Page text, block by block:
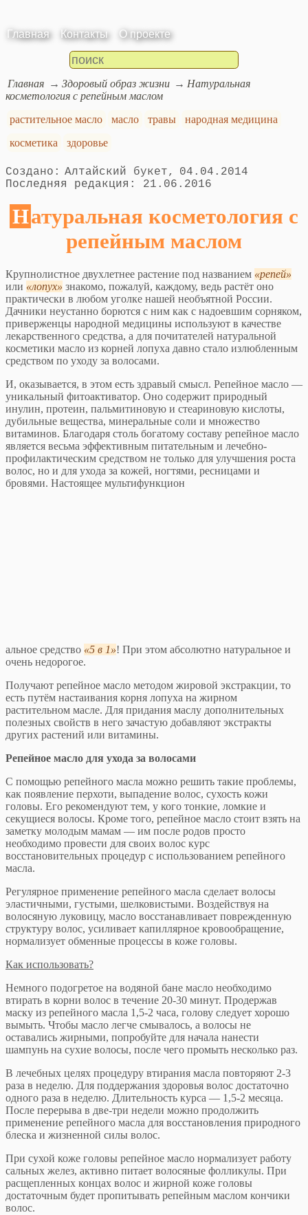
Главная Контакты О проекте
Главная Здоровый образ жизни
Натуральная
косметология с репейным маслом
растительное масло
масло травы
народная медицина
косметика
здоровье
Алтайский букет
04.04.2014
21.06.2016
Натуральная косметология с
репейным маслом
Крупнолистное двухлетнее растение под названием
репей
или
лопух
знакомо, пожалуй, каждому, ведь растёт оно
практически в любом уголке нашей необъятной России.
Дачники неустанно борются с ним как с надоевшим сорняком,
приверженцы народной медицины используют в качестве
лекарственного средства, а для почитателей натуральной
косметики масло из корней лопуха давно стало излюбленным
средством по уходу за волосами.
И, оказывается, в этом есть здравый смысл. Репейное масло —
уникальный фитоактиватор. Оно содержит природный
инулин, протеин, пальмитиновую и стеариновую кислоты,
дубильные вещества, минеральные соли и множество
витаминов. Благодаря столь богатому составу репейное масло
является весьма эффективным питательным и лечебно-
профилактическим средством не только для улучшения роста
волос, но и для ухода за кожей, ногтями, ресницами и
бровями. Настоящее мультифункцион
альное средство 5 в 1
! При этом абсолютно натуральное и
очень недорогое.
Получают репейное масло методом жировой экстракции, то
есть путём настаивания корня лопуха на жирном
растительном масле. Для придания маслу дополнительных
полезных свойств в него зачастую добавляют экстракты
других растений или витамины.
Репейное масло для ухода за волосами
С помощью репейного масла можно решить такие проблемы,
как появление перхоти, выпадение волос, сухость кожи
головы. Его рекомендуют тем, у кого тонкие, ломкие и
секущиеся волосы. Кроме того, репейное масло стоит взять на
заметку молодым мамам — им после родов просто
необходимо провести для своих волос курс
восстановительных процедур с использованием репейного
масла.
Регулярное применение репейного масла сделает волосы
эластичными, густыми, шелковистыми. Воздействуя на
волосяную луковицу, масло восстанавливает поврежденную
структуру волос, усиливает капиллярное кровообращение,
нормализует обменные процессы в коже головы.
Как использовать?
Немного подогретое на водяной бане масло необходимо
втирать в корни волос в течение 20-30 минут. Продержав
маску из репейного масла 1,5-2 часа, голову следует хорошо
вымыть. Чтобы масло легче смывалось, а волосы не
оставались жирными, попробуйте для начала нанести
шампунь на сухие волосы, после чего промыть несколько раз.
В лечебных целях процедуру втирания масла повторяют 2-3
раза в неделю. Для поддержания здоровья волос достаточно
одного раза в неделю. Длительность курса — 1,5-2 месяца.
После перерыва в две-три недели можно продолжить
применение репейного масла для восстановления природного
блеска и жизненной силы волос.
При сухой коже головы репейное масло нормализует работу
сальных желез, активно питает волосяные фолликулы. При
расщепленных концах волос и жирной коже головы
достаточным будет пропитывать репейным маслом кончики
волос.